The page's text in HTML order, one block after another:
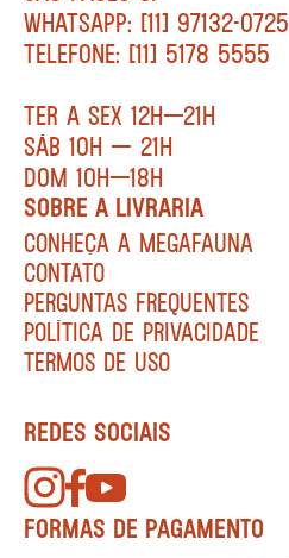
WHATSAPP: [11] 97132-0725
TELEFONE: [11] 5178 5555
TER A SEX 12H—21H
SÁB 10H — 21H
DOM 10H—18H
SOBRE A LIVRARIA
CONHEÇA A MEGAFAUNA
CONTATO
PERGUNTAS FREQUENTES
POLÍTICA DE PRIVACIDADE
TERMOS DE USO
REDES SOCIAIS
FORMAS DE PAGAMENTO